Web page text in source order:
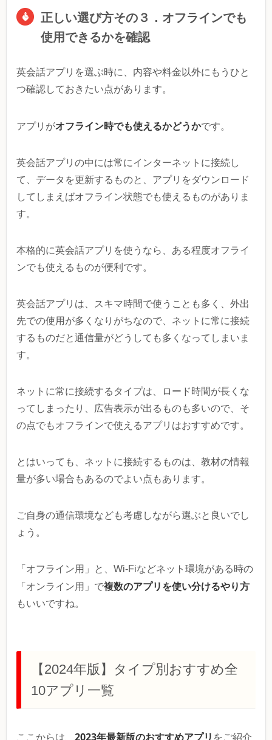
正しい選び方その３．オフラインでも
使用できるかを確認
英会話アプリを選ぶ時に、内容や料金以外にもうひと
つ確認しておきたい点があります。
アプリがオフライン時でも使えるかどうかです。
英会話アプリの中には常にインターネットに接続し
て、データを更新するものと、アプリをダウンロード
してしまえばオフライン状態でも使えるものがありま
す。
本格的に英会話アプリを使うなら、ある程度オフライ
ンでも使えるものが便利です。
英会話アプリは、スキマ時間で使うことも多く、外出
先での使用が多くなりがちなので、ネットに常に接続
するものだと通信量がどうしても多くなってしまいま
す。
ネットに常に接続するタイプは、ロード時間が長くな
ってしまったり、広告表示が出るものも多いので、そ
の点でもオフラインで使えるアプリはおすすめです。
とはいっても、ネットに接続するものは、教材の情報
量が多い場合もあるのでよい点もあります。
ご自身の通信環境なども考慮しながら選ぶと良いでし
ょう。
「オフライン用」と、Wi-Fiなどネット環境がある時の
「オンライン用」で複数のアプリを使い分けるやり方
もいいですね。
【2024年版】タイプ別おすすめ全
10アプリ一覧
ここからは、 2023年最新版のおすすめアプリ をご紹介